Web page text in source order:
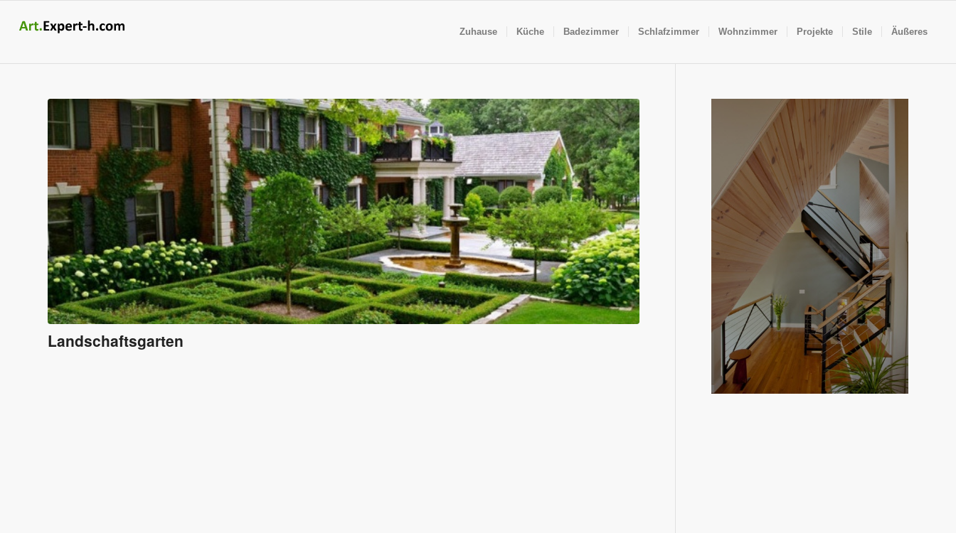
Zuhause Küche Badezimmer Schlafzimmer Wohnzimmer Projekte Stile Äußeres
Landschaftsgarten